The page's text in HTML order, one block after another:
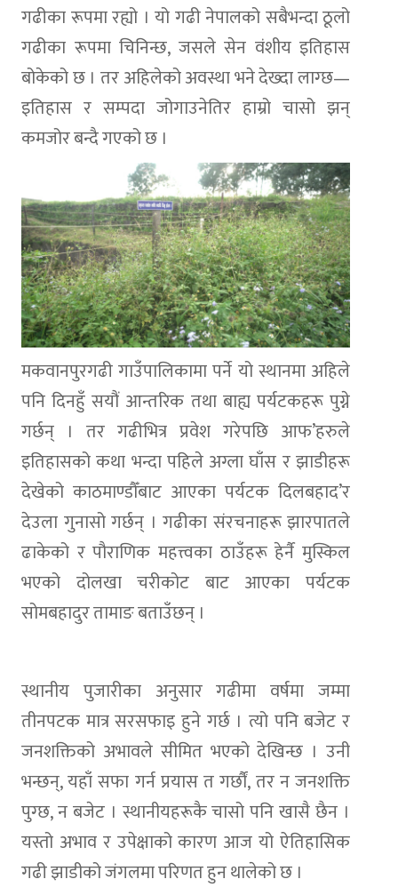
गढीका रूपमा रह्यो । यो गढी नेपालको सबैभन्दा ठूलो
गढीका रूपमा चिनिन्छ, जसले सेन वंशीय इतिहास
बोकेको छ । तर अहिलेको अवस्था भने देख्दा लाग्छ—
इतिहास र सम्पदा जोगाउनेतिर हाम्रो चासो झन्
कमजोर बन्दै गएको छ ।
मकवानपुरगढी गाउँपालिकामा पर्ने यो स्थानमा अहिले
पनि दिनहुँ सयौं आन्तरिक तथा बाह्य पर्यटकहरू पुग्ने
गर्छन् । तर गढीभित्र प्रवेश गरेपछि आफ’हरुले
इतिहासको कथा भन्दा पहिले अग्ला घाँस र झाडीहरू
देखेको काठमाण्डौँबाट आएका पर्यटक दिलबहाद’र
देउला गुनासो गर्छन् । गढीका संरचनाहरू झारपातले
ढाकेको र पौराणिक महत्त्वका ठाउँहरू हेर्नै मुस्किल
भएको दोलखा चरीकोट बाट आएका पर्यटक
सोमबहादुर तामाङ बताउँछन् ।
स्थानीय पुजारीका अनुसार गढीमा वर्षमा जम्मा
तीनपटक मात्र सरसफाइ हुने गर्छ । त्यो पनि बजेट र
जनशक्तिको अभावले सीमित भएको देखिन्छ । उनी
भन्छन्, यहाँ सफा गर्न प्रयास त गर्छौं, तर न जनशक्ति
पुग्छ, न बजेट । स्थानीयहरूकै चासो पनि खासै छैन ।
यस्तो अभाव र उपेक्षाको कारण आज यो ऐतिहासिक
गढी झाडीको जंगलमा परिणत हुन थालेको छ ।